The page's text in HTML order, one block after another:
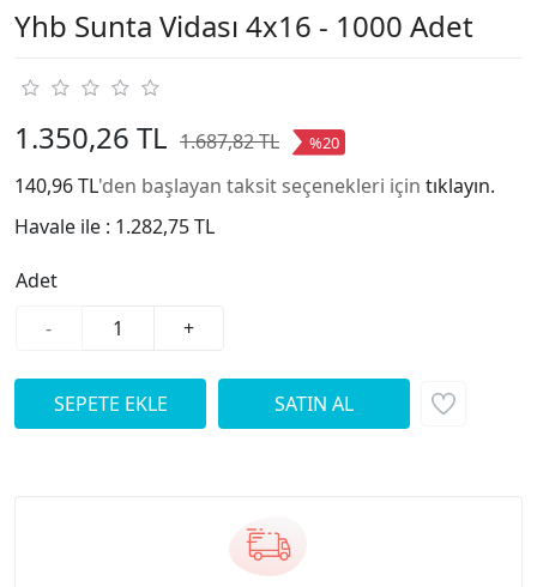
Yhb Sunta Vidası 4x16 - 1000 Adet
1.350,26 TL 1.687,82 TL %20
140,96 TL'den başlayan taksit seçenekleri için tıklayın.
Havale ile : 1.282,75 TL
Adet
-
+